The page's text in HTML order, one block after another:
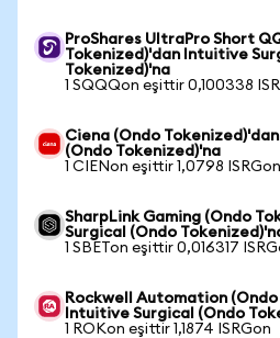
ProShares UltraPro Short
Tokenized)'dan Intuitive
Tokenized)'na
1 SQQQon eşittir 0,100338
Ciena (Ondo
(Ondo Tokenized)'na
1 CIENon eşittir 1,0798 ISRGon
SharpLink Gaming (Ondo
Surgical (Ondo
1 SBETon eşittir 0,016317
Rockwell Automation
Intuitive Surgical (Ondo
1 ROKon eşittir 1,1874 ISRGon